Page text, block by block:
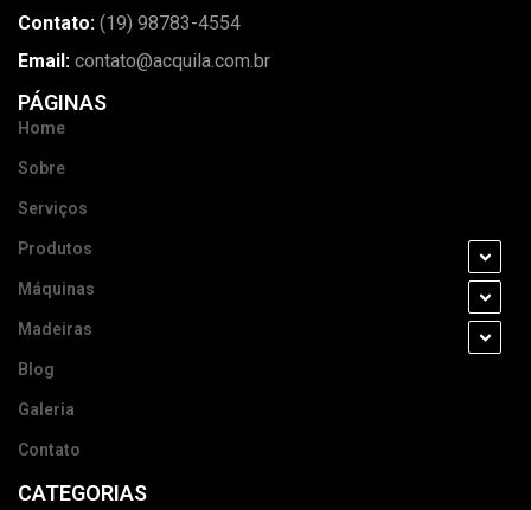
Contato: (19) 98783-4554
Email: contato@acquila.com.br
PÁGINAS
Home
Sobre
Serviços
Produtos
Máquinas
Madeiras
Blog
Galeria
Contato
CATEGORIAS